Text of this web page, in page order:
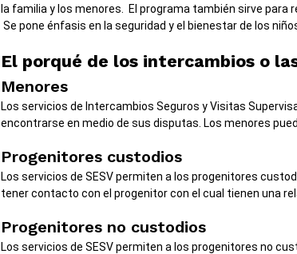
la familia y los menores. El programa también sirve
Se pone énfasis en la seguridad y el bienestar de los
El porqué de los intercambios o
Menores
Los servicios de Intercambios Seguros y Visitas
encontrarse en medio de sus disputas. Los menores
Progenitores custodios
Los servicios de SESV permiten a los progenitores
tener contacto con el progenitor con el cual tienen una
Progenitores no custodios
Los servicios de SESV permiten a los progenitores no